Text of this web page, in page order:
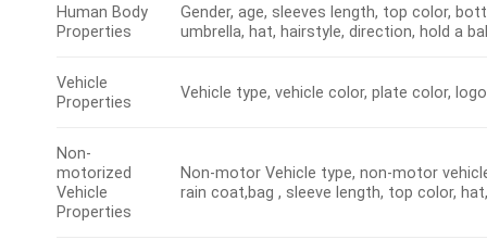
Human Body
Properties
Gender, age, sleeves length, top color,
umbrella, hat, hairstyle, direction, hold a
Vehicle
Properties
Vehicle type, vehicle color, plate color,
Non-
motorized
Vehicle
Properties
Non-motor Vehicle type, non-motor
rain coat,bag , sleeve length, top color,